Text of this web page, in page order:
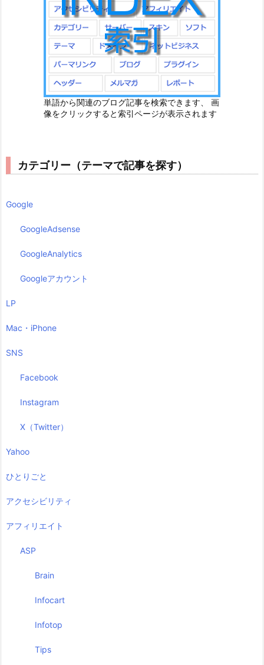
単語から関連のブログ記事を検索できます、 画
像をクリックすると索引ページが表示されます
カテゴリー（テーマで記事を探す）
Google
GoogleAdsense
GoogleAnalytics
Googleアカウント
LP
Mac・iPhone
SNS
Facebook
Instagram
X（Twitter）
Yahoo
ひとりごと
アクセシビリティ
アフィリエイト
ASP
Brain
Infocart
Infotop
Tips